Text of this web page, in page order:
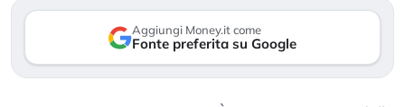
Aggiungi Money.it come
Fonte preferita su Google